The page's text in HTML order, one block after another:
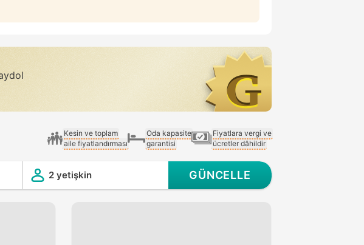
Kesin ve toplam
aile fiyatlandırması
Oda kapasite
garantisi
Fiyatlara vergi ve
ücretler dâhildir
2 yetişkin GÜNCELLE